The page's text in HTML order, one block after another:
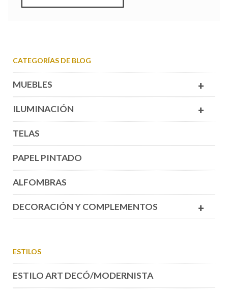
CATEGORÍAS DE BLOG
+
MUEBLES
+
ILUMINACIÓN
TELAS
PAPEL PINTADO
ALFOMBRAS
+
DECORACIÓN Y COMPLEMENTOS
ESTILOS
ESTILO ART DECÓ/MODERNISTA